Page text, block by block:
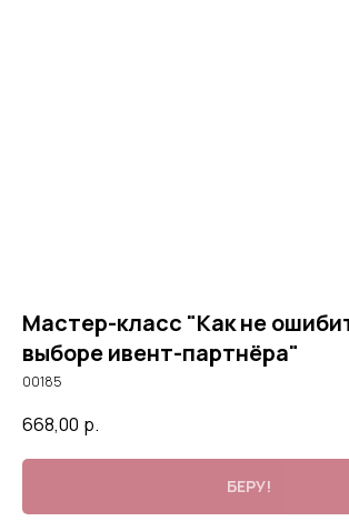
Мастер-класс "Как не
выборе ивент-партнёра"
00185
668,00 р.
БЕРУ!